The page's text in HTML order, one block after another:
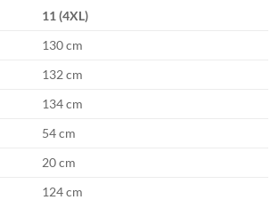
11 (4XL)
130 cm
132 cm
134 cm
54 cm
20 cm
124 cm